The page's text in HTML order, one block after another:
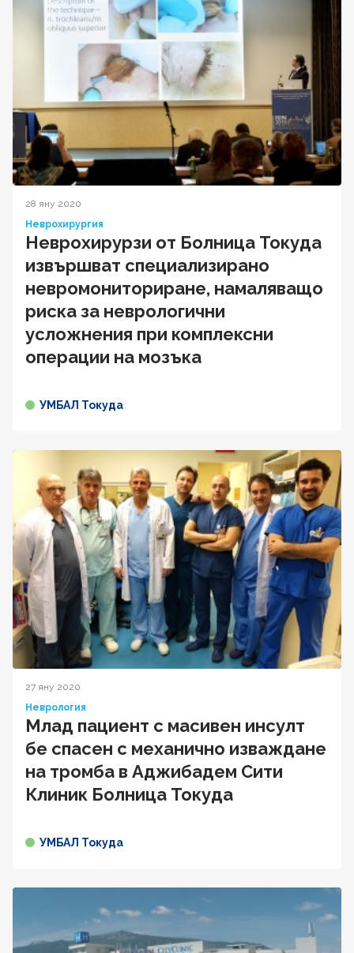
28 яну 2020
Неврохирургия
Неврохирурзи от Болница Токуда
извършват специализирано
невромониториране, намаляващо
риска за неврологични
усложнения при комплексни
операции на мозъка
УМБАЛ Токуда
27 яну 2020
Неврология
Млад пациент с масивен инсулт
бе спасен с механично изваждане
на тромба в Аджибадем Сити
Клиник Болница Токуда
УМБАЛ Токуда